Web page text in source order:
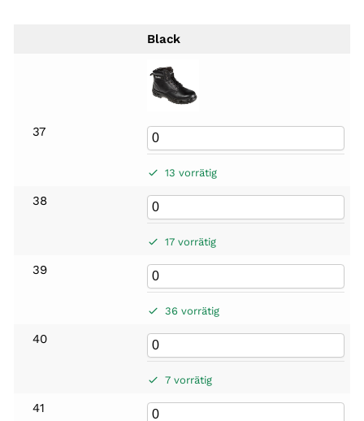
Black
37
13 vorrätig
38
17 vorrätig
39
36 vorrätig
40
7 vorrätig
41